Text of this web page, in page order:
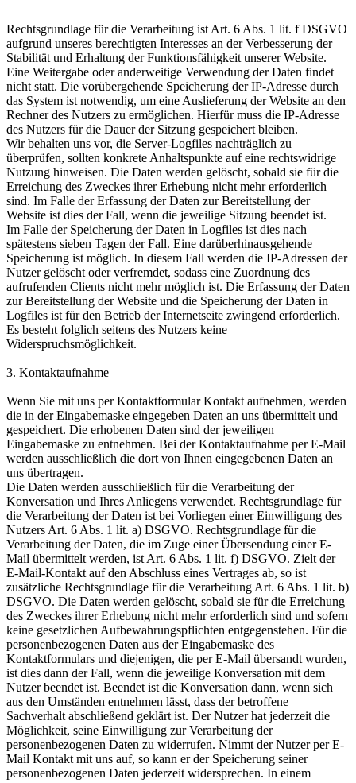
Rechtsgrundlage für die Verarbeitung ist Art. 6 Abs. 1 lit. f DSGVO
aufgrund unseres berechtigten Interesses an der Verbesserung der
Stabilität und Erhaltung der Funktionsfähigkeit unserer Website.
Eine Weitergabe oder anderweitige Verwendung der Daten findet
nicht statt. Die vorübergehende Speicherung der IP-Adresse durch
das System ist notwendig, um eine Auslieferung der Website an den
Rechner des Nutzers zu ermöglichen. Hierfür muss die IP-Adresse
des Nutzers für die Dauer der Sitzung gespeichert bleiben.
Wir behalten uns vor, die Server-Logfiles nachträglich zu
überprüfen, sollten konkrete Anhaltspunkte auf eine rechtswidrige
Nutzung hinweisen. Die Daten werden gelöscht, sobald sie für die
Erreichung des Zweckes ihrer Erhebung nicht mehr erforderlich
sind. Im Falle der Erfassung der Daten zur Bereitstellung der
Website ist dies der Fall, wenn die jeweilige Sitzung beendet ist.
Im Falle der Speicherung der Daten in Logfiles ist dies nach
spätestens sieben Tagen der Fall. Eine darüberhinausgehende
Speicherung ist möglich. In diesem Fall werden die IP-Adressen der
Nutzer gelöscht oder verfremdet, sodass eine Zuordnung des
aufrufenden Clients nicht mehr möglich ist. Die Erfassung der Daten
zur Bereitstellung der Website und die Speicherung der Daten in
Logfiles ist für den Betrieb der Internetseite zwingend erforderlich.
Es besteht folglich seitens des Nutzers keine
Widerspruchsmöglichkeit.
3. Kontaktaufnahme
Wenn Sie mit uns per Kontaktformular Kontakt aufnehmen, werden
die in der Eingabemaske eingegeben Daten an uns übermittelt und
gespeichert. Die erhobenen Daten sind der jeweiligen
Eingabemaske zu entnehmen. Bei der Kontaktaufnahme per E-Mail
werden ausschließlich die dort von Ihnen eingegebenen Daten an
uns übertragen.
Die Daten werden ausschließlich für die Verarbeitung der
Konversation und Ihres Anliegens verwendet. Rechtsgrundlage für
die Verarbeitung der Daten ist bei Vorliegen einer Einwilligung des
Nutzers Art. 6 Abs. 1 lit. a) DSGVO. Rechtsgrundlage für die
Verarbeitung der Daten, die im Zuge einer Übersendung einer E-
Mail übermittelt werden, ist Art. 6 Abs. 1 lit. f) DSGVO. Zielt der
E-Mail-Kontakt auf den Abschluss eines Vertrages ab, so ist
zusätzliche Rechtsgrundlage für die Verarbeitung Art. 6 Abs. 1 lit. b)
DSGVO. Die Daten werden gelöscht, sobald sie für die Erreichung
des Zweckes ihrer Erhebung nicht mehr erforderlich sind und sofern
keine gesetzlichen Aufbewahrungspflichten entgegenstehen. Für die
personenbezogenen Daten aus der Eingabemaske des
Kontaktformulars und diejenigen, die per E-Mail übersandt wurden,
ist dies dann der Fall, wenn die jeweilige Konversation mit dem
Nutzer beendet ist. Beendet ist die Konversation dann, wenn sich
aus den Umständen entnehmen lässt, dass der betroffene
Sachverhalt abschließend geklärt ist. Der Nutzer hat jederzeit die
Möglichkeit, seine Einwilligung zur Verarbeitung der
personenbezogenen Daten zu widerrufen. Nimmt der Nutzer per E-
Mail Kontakt mit uns auf, so kann er der Speicherung seiner
personenbezogenen Daten jederzeit widersprechen. In einem